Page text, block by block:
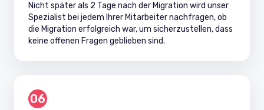
Nicht später als 2 Tage nach der Migration wird unser
Spezialist bei jedem Ihrer Mitarbeiter nachfragen, ob
die Migration erfolgreich war, um sicherzustellen, dass
keine offenen Fragen geblieben sind.
06